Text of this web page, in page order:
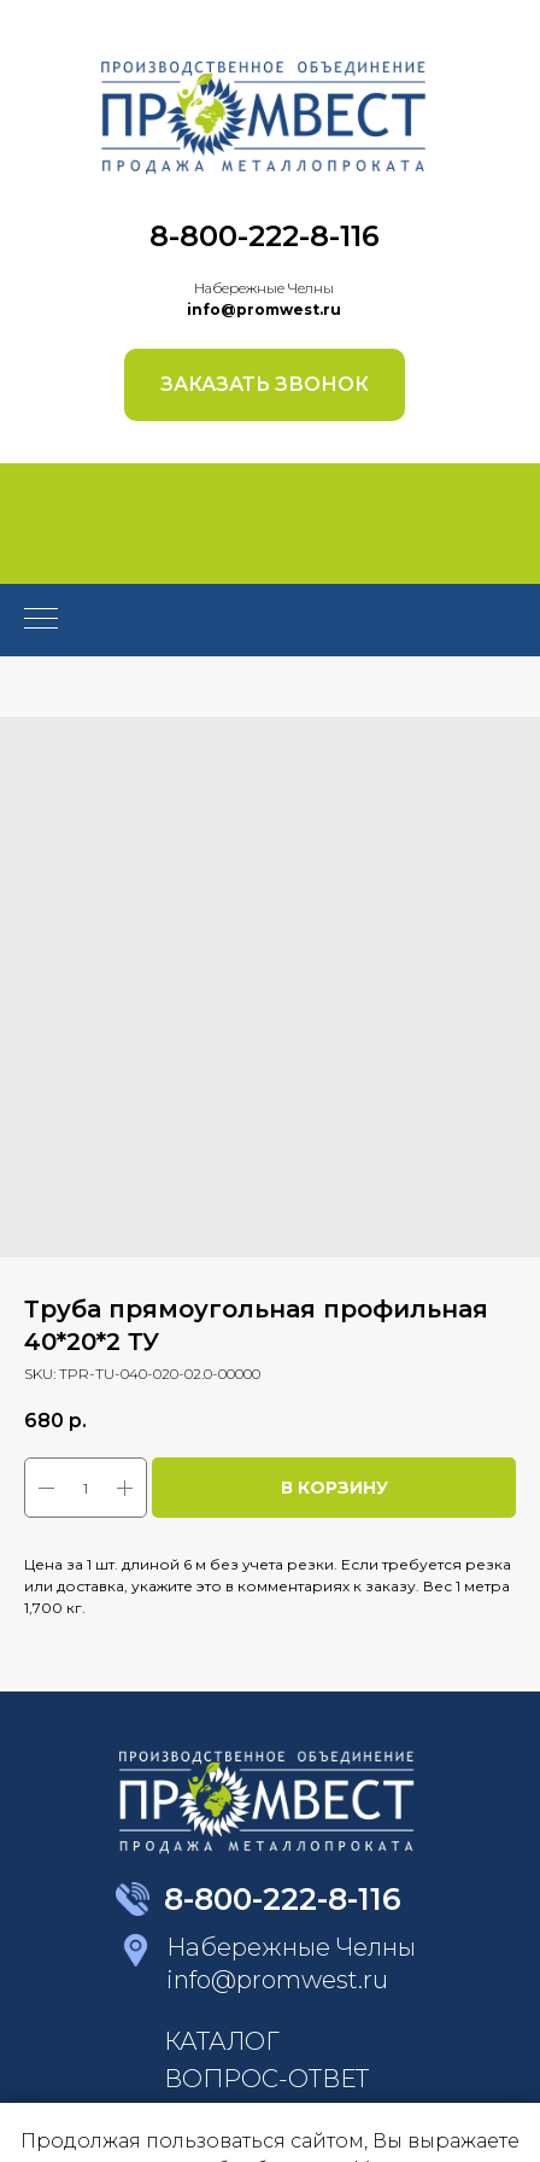
8-800-222-8-116
Набережные Челны
info@promwest.ru
ЗАКАЗАТЬ ЗВОНОК
Труба прямоугольная профильная
40*20*2 ТУ
SKU: TPR-TU-040-020-02.0-00000
680 р.
В КОРЗИНУ
Цена за 1 шт. длиной 6 м без учета резки. Если требуется резка
или доставка, укажите это в комментариях к заказу. Вес 1 метра
1,700 кг.
КАТАЛОГ
ВОПРОС-ОТВЕТ
О КОМПАНИИ
8-800-222-8-116
Набережные Челны
info@promwest.ru
Продолжая пользоваться сайтом, Вы выражаете